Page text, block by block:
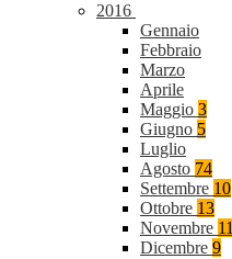
2016
Gennaio
Febbraio
Marzo
Aprile
Maggio 3
Giugno 5
Luglio
Agosto 74
Settembre 10
Ottobre 13
Novembre 11
Dicembre 9